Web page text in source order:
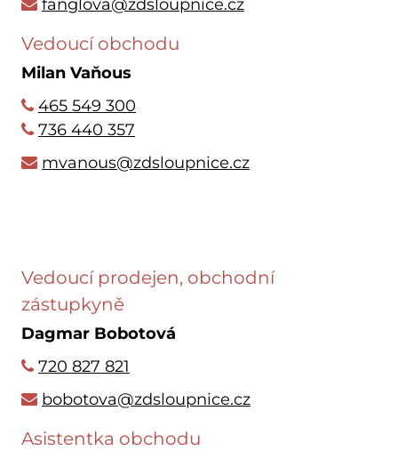
fanglova@zdsloupnice.cz
Vedoucí obchodu
Milan Vaňous
465 549 300
736 440 357
mvanous@zdsloupnice.cz
Vedoucí prodejen, obchodní
zástupkyně
Dagmar Bobotová
720 827 821
bobotova@zdsloupnice.cz
Asistentka obchodu